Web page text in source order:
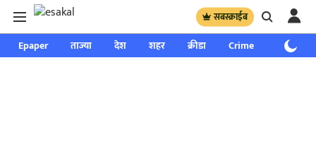
सबस्क्राईब
Epaper ताज्या देश शहर क्रीडा Crime साप्ताहिक